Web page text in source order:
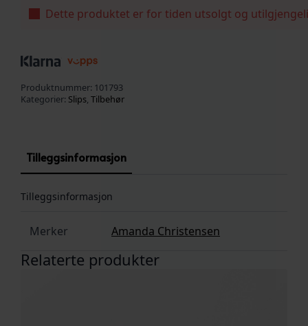
Dette produktet er for tiden utsolgt og
Produktnummer: 101793
Kategorier: Slips, Tilbehør
Tilleggsinformasjon
Tilleggsinformasjon
Merker Amanda Christensen
Relaterte produkter